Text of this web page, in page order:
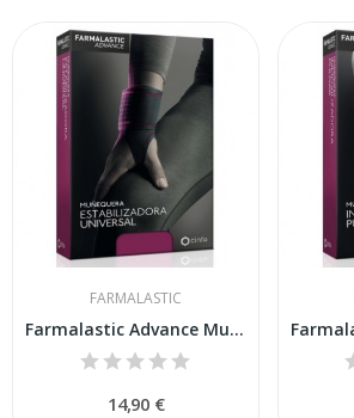
FARMALASTIC
Farmalastic Advance Muñequera Estabilizadora...
14,90 €